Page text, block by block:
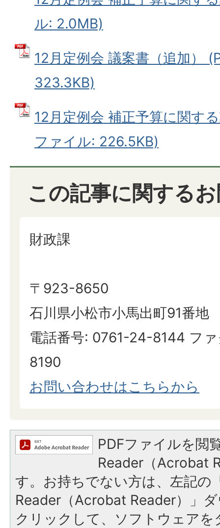
ル: 2.0MB)
12月定例会 議案書（追加）
323.3KB)
12月定例会 補正予算に関す
ファイル: 226.5KB)
この記事に関する
財政課
〒923-8650
石川県小松市小馬出町91番地
電話番号: 0761-24-8144 フ
8190
お問い合わせはこちらから
PDFファイルを閲
Reader（Acrobat
す。お持ちでない方は、左記の
Reader（Acrobat Reader）」
クリックして、ソフトウェア